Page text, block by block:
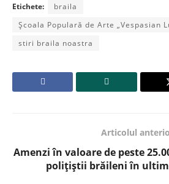
Etichete:
braila
Școala Populară de Arte „Vespasian
stiri braila noastra
Articolul
Amenzi în valoare de peste
polițiștii brăileni în